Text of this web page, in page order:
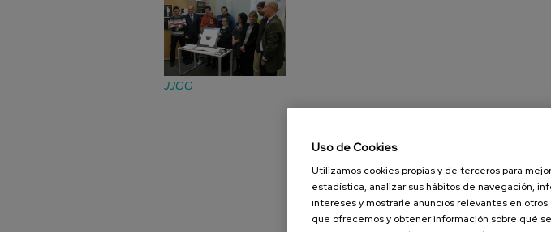
JJGG
Uso de Cookies
Utilizamos cookies propias y de terceros para
estadística, analizar sus hábitos de navegación,
intereses y mostrarle anuncios relevantes en
que ofrecemos y obtener información sobre qué